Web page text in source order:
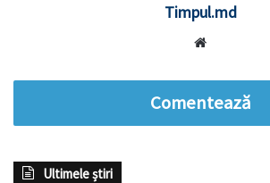
Timpul.md
Comentează
Ultimele știri